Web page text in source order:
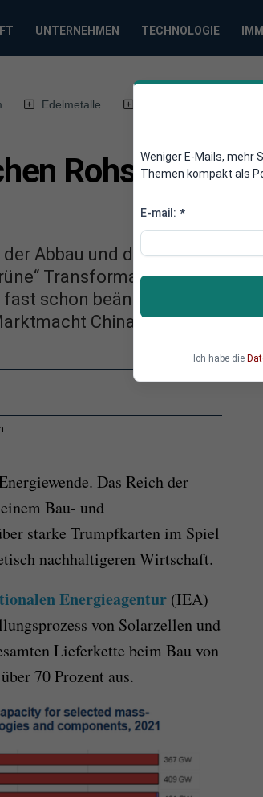
UNTERNEHMEN TECHNOLOGIE
Edelmetalle
Rohstoffe
Abbau und die
Transformation der
schon beängstigend groß.
Chinas.
Das Reich der
Bau- und
starke Trumpfkarten im Spiel
nachhaltigeren Wirtschaft.
Energieagentur (IEA)
von Solarzellen und
Lieferkette beim Bau von
70 Prozent aus.
Weniger E-Mails, mehr
Themen kompakt als
E-mail: *
Ich habe die